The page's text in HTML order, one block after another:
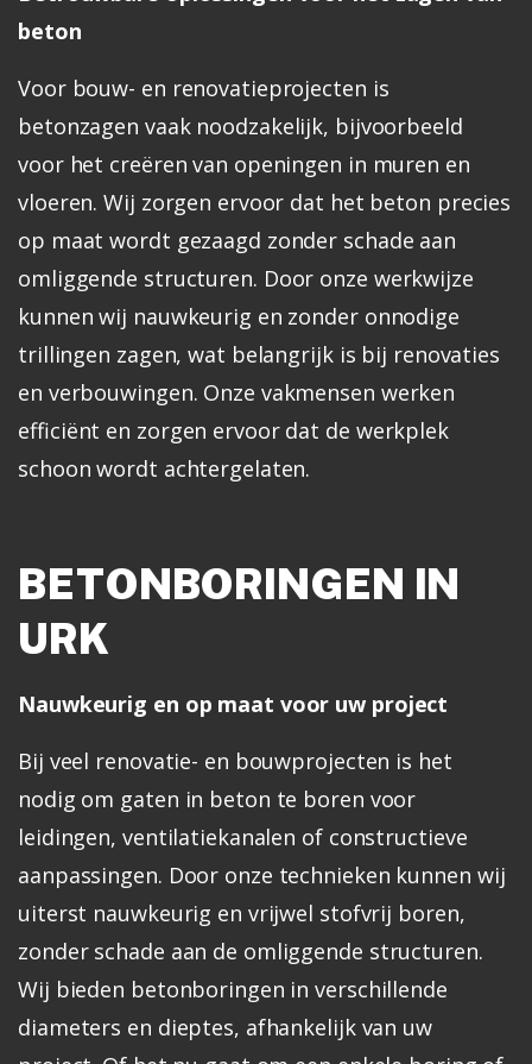
beton
Voor bouw- en renovatieprojecten is
betonzagen vaak noodzakelijk, bijvoorbeeld
voor het creëren van openingen in muren en
vloeren. Wij zorgen ervoor dat het beton precies
op maat wordt gezaagd zonder schade aan
omliggende structuren. Door onze werkwijze
kunnen wij nauwkeurig en zonder onnodige
trillingen zagen, wat belangrijk is bij renovaties
en verbouwingen. Onze vakmensen werken
efficiënt en zorgen ervoor dat de werkplek
schoon wordt achtergelaten.
BETONBORINGEN IN
URK
Nauwkeurig en op maat voor uw project
Bij veel renovatie- en bouwprojecten is het
nodig om gaten in beton te boren voor
leidingen, ventilatiekanalen of constructieve
aanpassingen. Door onze technieken kunnen wij
uiterst nauwkeurig en vrijwel stofvrij boren,
zonder schade aan de omliggende structuren.
Wij bieden betonboringen in verschillende
diameters en dieptes, afhankelijk van uw